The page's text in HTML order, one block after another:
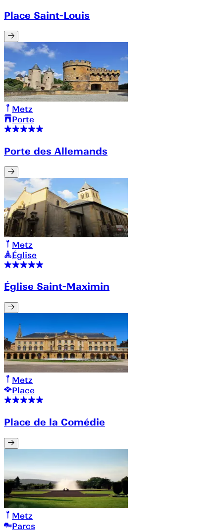
Place Saint-Louis
Metz
Porte
Porte des Allemands
Metz
Église
Église Saint-Maximin
Metz
Place
Place de la Comédie
Metz
Parcs